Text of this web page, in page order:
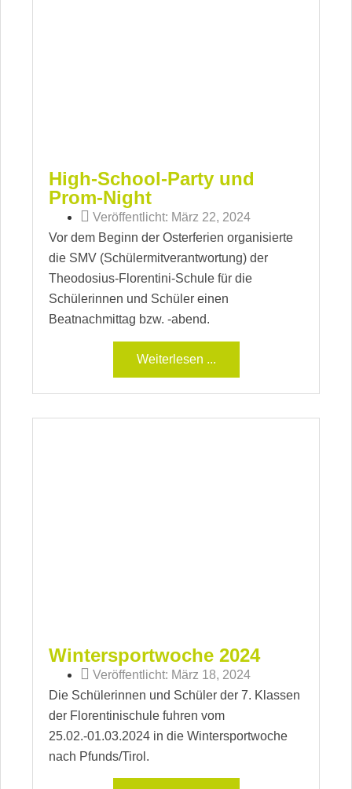
High-School-Party und
Prom-Night
Veröffentlicht: März 22, 2024
Vor dem Beginn der Osterferien organisierte
die SMV (Schülermitverantwortung) der
Theodosius-Florentini-Schule für die
Schülerinnen und Schüler einen
Beatnachmittag bzw. -abend.
Weiterlesen ...
Wintersportwoche 2024
Veröffentlicht: März 18, 2024
Die Schülerinnen und Schüler der 7. Klassen
der Florentinischule fuhren vom
25.02.-01.03.2024 in die Wintersportwoche
nach Pfunds/Tirol.